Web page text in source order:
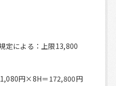
定による：上限13,800
円×8H＝172,800円